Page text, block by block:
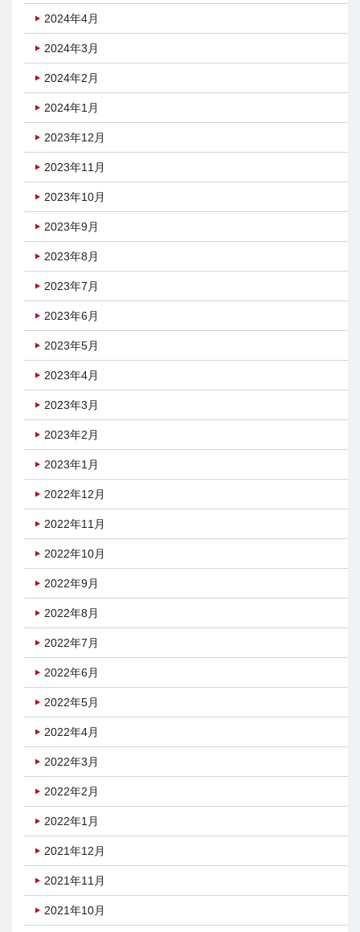
2024年4月
2024年3月
2024年2月
2024年1月
2023年12月
2023年11月
2023年10月
2023年9月
2023年8月
2023年7月
2023年6月
2023年5月
2023年4月
2023年3月
2023年2月
2023年1月
2022年12月
2022年11月
2022年10月
2022年9月
2022年8月
2022年7月
2022年6月
2022年5月
2022年4月
2022年3月
2022年2月
2022年1月
2021年12月
2021年11月
2021年10月